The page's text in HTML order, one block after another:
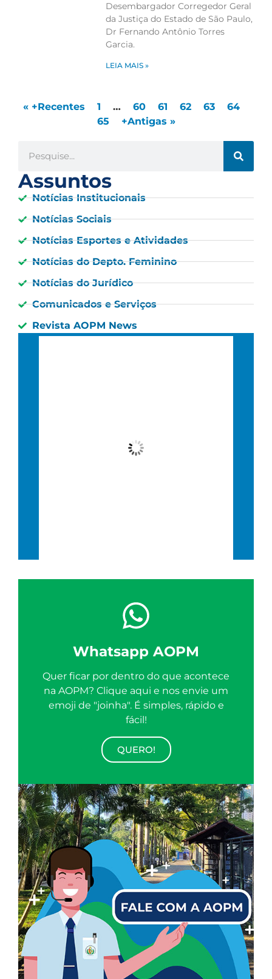
Desembargador Corregedor Geral
da Justiça do Estado de São Paulo,
Dr Fernando Antônio Torres
Garcia.
LEIA MAIS »
« +Recentes 1 … 60 61 62 63
64
65
+Antigas »
Assuntos
Notícias Institucionais
Notícias Sociais
Notícias Esportes e Atividades
Notícias do Depto. Feminino
Notícias do Jurídico
Comunicados e Serviços
Revista AOPM News
Wind Gust: 10 Km/h
Whatsapp AOPM
Quer ficar por dentro do que acontece
na AOPM? Clique aqui e nos envie um
emoji de "joinha". É simples, rápido e
fácil!
QUERO!